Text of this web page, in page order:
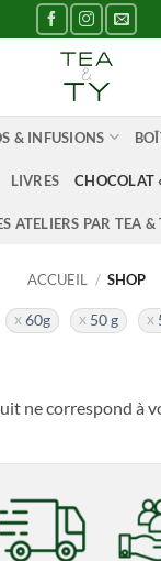
& INFUSIONS
LIVRES CHOCOLAT
ATELIERS PAR TEA &
ACCUEIL / SHOP
60g 50 g
ne correspond à